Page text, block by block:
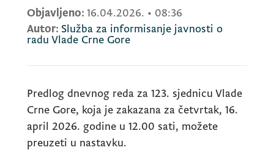
Objavljeno: 16.04.2026. • 08:36
Autor: Služba za informisanje javnosti o
radu Vlade Crne Gore
Predlog dnevnog reda za 123. sjednicu Vlade
Crne Gore, koja je zakazana za četvrtak, 16.
april 2026. godine u 12.00 sati, možete
preuzeti u nastavku.